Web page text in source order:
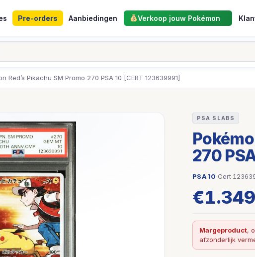
Pre-orders Aanbiedingen Verkoop jouw Pokémon
Red’s Pikachu SM Promo 270 PSA 10 [CERT 123639991]
PSA SLABS
270
PSA 10·Cert
€
Margeproduct,
afzonderlijk